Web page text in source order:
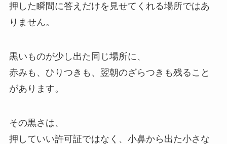
押した瞬間に答えだけを見せてくれる場所ではあ
りません。
黒いものが少し出た同じ場所に、
赤みも、ひりつきも、翌朝のざらつきも残ること
があります。
その黒さは、
押していい許可証ではなく、小鼻から出た小さな